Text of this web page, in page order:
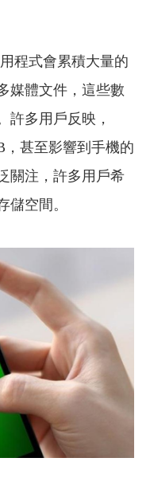
程式會累積大量的
媒體文件，這些數
許多用戶反映，
甚至影響到手機的
關注，許多用戶希
儲空間。